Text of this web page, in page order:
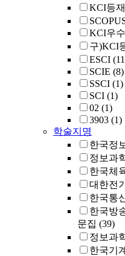
KCI등
KCI우
구)KCI
ESCI
SCIE (8)
SSCI (1)
SCI (1)
02 (1)
3903 (1)
학술지명
한국정
정보과
한국체
대한전
한국통
한국방
문집 (39)
정보과
한국기